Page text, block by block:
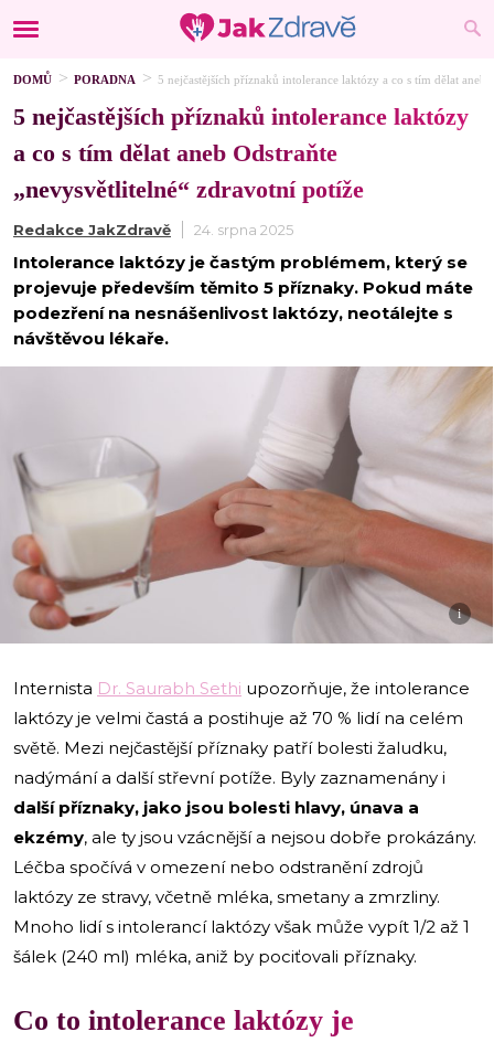
DOMŮ PORADNA 5 nejčastějších příznaků intolerance laktózy a co s tím dělat aneb
5 nejčastějších příznaků intolerance laktózy
a co s tím dělat aneb Odstraňte
„nevysvětlitelné“ zdravotní potíže
Redakce JakZdravě 24. srpna 2025
Intolerance laktózy je častým problémem, který se
projevuje především těmito 5 příznaky. Pokud máte
podezření na nesnášenlivost laktózy, neotálejte s
návštěvou lékaře.
i
Internista Dr. Saurabh Sethi upozorňuje, že intolerance
laktózy je velmi častá a postihuje až 70 % lidí na celém
světě. Mezi nejčastější příznaky patří bolesti žaludku,
nadýmání a další střevní potíže. Byly zaznamenány i
další příznaky, jako jsou bolesti hlavy, únava a
ekzémy, ale ty jsou vzácnější a nejsou dobře prokázány.
Léčba spočívá v omezení nebo odstranění zdrojů
laktózy ze stravy, včetně mléka, smetany a zmrzliny.
Mnoho lidí s intolerancí laktózy však může vypít 1/2 až 1
šálek (240 ml) mléka, aniž by pociťovali příznaky.
Co to intolerance laktózy je